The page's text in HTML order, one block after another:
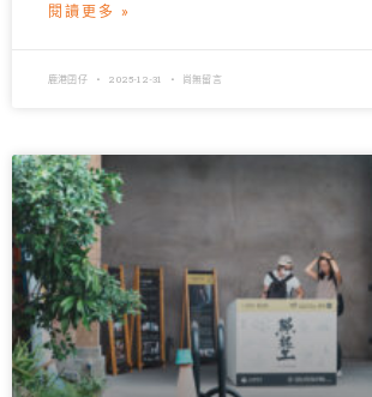
閱讀更多 »
鹿港囝仔 2025-12-31 尚無留言